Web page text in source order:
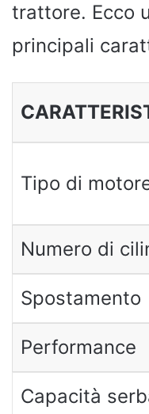
trattore. Ecco
principali
Tipo di
Numero di
Spostamento
Performance
Capacità